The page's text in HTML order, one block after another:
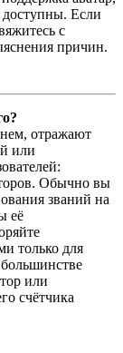
доступны. Если
с
причин.
отражают
или
Обычно вы
званий на
её
только для
или
счётчика